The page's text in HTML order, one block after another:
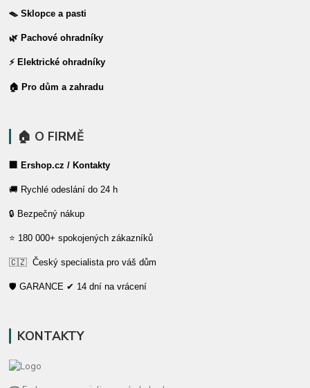
🪤 Sklopce a pasti
🌿 Pachové ohradníky
⚡ Elektrické ohradníky
🏠 Pro dům a zahradu
🏠 O FIRMĚ
🏢 Ershop.cz / Kontakty
🚚 Rychlé odeslání do 24 h
🔒 Bezpečný nákup
⭐ 180 000+ spokojených zákazníků
🇨🇿 Český specialista pro váš dům
🛡️ GARANCE ✔ 14 dní na vrácení
KONTAKTY